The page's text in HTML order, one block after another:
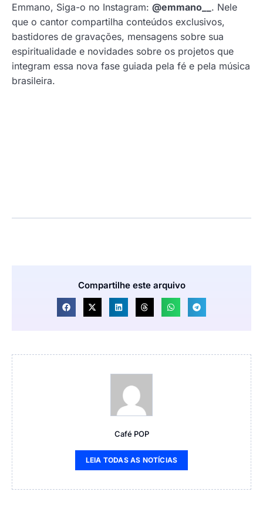
Emmano, Siga-o no Instagram: @emmano__ . Nele
que o cantor compartilha conteúdos exclusivos,
bastidores de gravações, mensagens sobre sua
espiritualidade e novidades sobre os projetos que
integram essa nova fase guiada pela fé e pela música
brasileira.
Compartilhe este arquivo
Café POP
LEIA TODAS AS NOTÍCIAS